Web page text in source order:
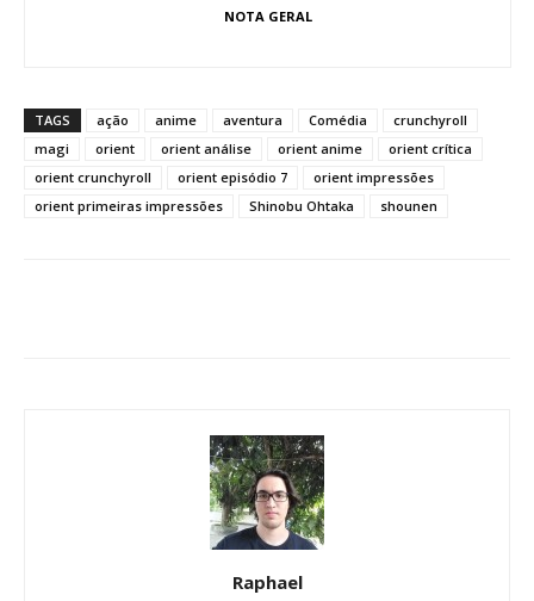
NOTA GERAL
TAGS ação anime aventura Comédia
crunchyroll
magi
orient orient análise orient anime
orient crítica
orient crunchyroll
orient episódio 7
orient impressões
orient primeiras impressões
Shinobu Ohtaka shounen
Raphael